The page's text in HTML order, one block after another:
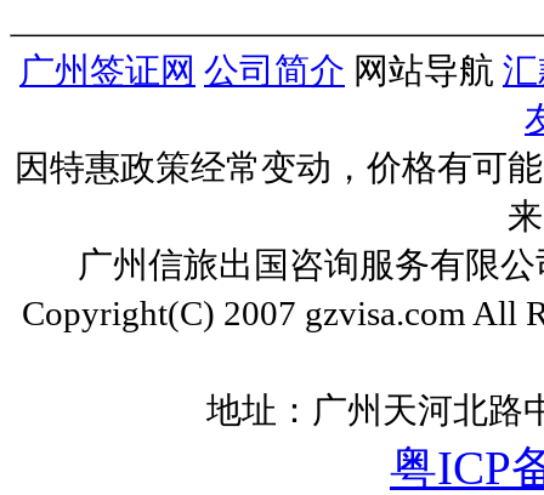
广州签证网 公司简介 网站导航
因特惠政策经常变动，价格有可
广州信旅出国咨询服务有限
Copyright(C) 2007 gzvisa.com All
地址：广州天河北路
粤ICP